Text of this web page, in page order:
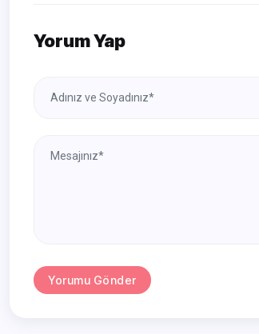
Yorum Yap
Yorumu Gönder